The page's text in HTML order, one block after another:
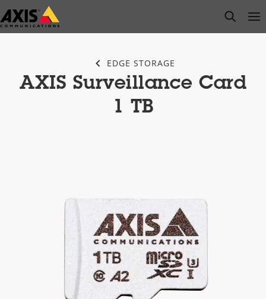
Zum
Hauptinhalt
open
EDGE STORAGE
AXIS Surveillance Card
1 TB